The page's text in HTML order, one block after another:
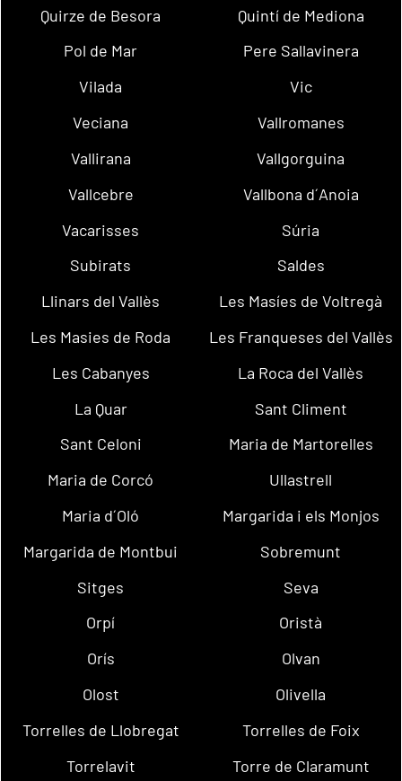
Quirze de Besora
Quintí de Mediona
Pol de Mar
Pere Sallavinera
Vilada
Vic
Veciana
Vallromanes
Vallirana
Vallgorguina
Vallcebre
Vallbona d´Anoia
Vacarisses
Súria
Subirats
Saldes
Llinars del Vallès
Les Masíes de Voltregà
Les Masies de Roda
Les Franqueses del Vallès
Les Cabanyes
La Roca del Vallès
La Quar
Sant Climent
Sant Celoni
Maria de Martorelles
Maria de Corcó
Ullastrell
Maria d´Oló
Margarida i els Monjos
Margarida de Montbui
Sobremunt
Sitges
Seva
Orpí
Oristà
Orís
Olvan
Olost
Olivella
Torrelles de Llobregat
Torrelles de Foix
Torrelavit
Torre de Claramunt